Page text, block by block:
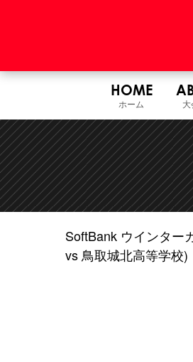
HOME
ホーム
SoftBank ウインター
vs 鳥取城北高等学校)